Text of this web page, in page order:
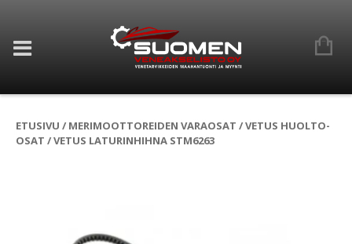
ETUSIVU / MERIMOOTTOREIDEN VARAOSAT /VETUS HUOLTO-
OSAT / VETUS LATURINHIHNA STM6263